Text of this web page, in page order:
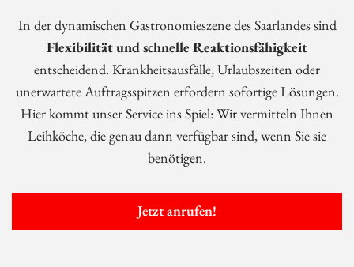
In der dynamischen Gastronomieszene des Saarlandes sind
Flexibilität und schnelle Reaktionsfähigkeit
entscheidend. Krankheitsausfälle, Urlaubszeiten oder
unerwartete Auftragsspitzen erfordern sofortige Lösungen.
Hier kommt unser Service ins Spiel: Wir vermitteln Ihnen
Leihköche, die genau dann verfügbar sind, wenn Sie sie
benötigen.
Jetzt anrufen!